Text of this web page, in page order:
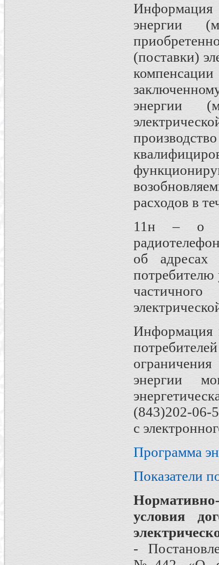
Информация
энергии
(поставки)
энергии
расходов в
11н – о
об адресах
потребителю
Информация
энергии
(843)202-06-
с
Программа
Показатели
условия
-